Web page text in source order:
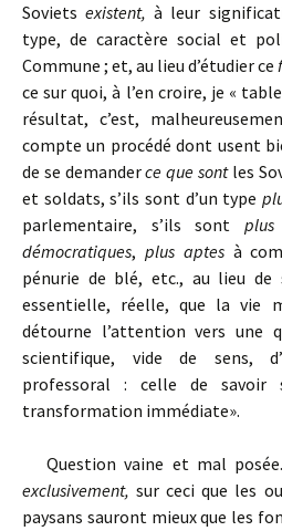
Sovietsexistent,à leur
type, de caractère social et
Commune ; et, au lieu d’étudier ce
ce sur quoi, à l’en croire, je «
résultat, c’est,
compte un procédé dont usent
de se demanderce que sont les
et soldats, s’ils sont d’un type
parlementaire, s’ils sont
démocratiques, plus aptes à
pénurie de blé, etc., au lieu de
essentielle, réelle, que la vie
détourne l’attention vers une
scientifique, vide de sens,
professoral : celle de savoir
transformation immédiate».
Question vaine et mal
exclusivement,sur ceci que les
paysans sauront mieux que les